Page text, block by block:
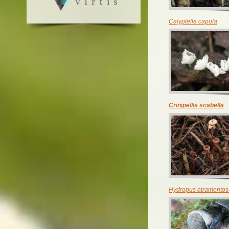
Calyptella capula
Crinipellis scabella
Hydropus